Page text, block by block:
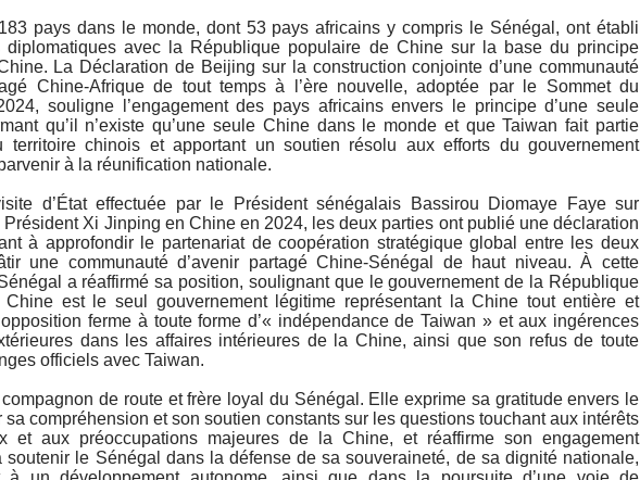
pays dans le monde, dont 53 pays africains y compris le Sénégal, ont établi
diplomatiques avec la République populaire de Chine sur la base du principe
La Déclaration de Beijing sur la construction conjointe d’une communauté
Chine-Afrique de tout temps à l’ère nouvelle, adoptée par le Sommet du
souligne l’engagement des pays africains envers le principe d’une seule
qu’il n’existe qu’une seule Chine dans le monde et que Taiwan fait partie
territoire chinois et apportant un soutien résolu aux efforts du gouvernement
à la réunification nationale.
d’État effectuée par le Président sénégalais Bassirou Diomaye Faye sur
Président Xi Jinping en Chine en 2024, les deux parties ont publié une déclaration
à approfondir le partenariat de coopération stratégique global entre les deux
une communauté d’avenir partagé Chine-Sénégal de haut niveau. À cette
a réaffirmé sa position, soulignant que le gouvernement de la République
Chine est le seul gouvernement légitime représentant la Chine tout entière et
ferme à toute forme d’« indépendance de Taiwan » et aux ingérences
dans les affaires intérieures de la Chine, ainsi que son refus de toute
officiels avec Taiwan.
de route et frère loyal du Sénégal. Elle exprime sa gratitude envers le
sa compréhension et son soutien constants sur les questions touchant aux intérêts
et aux préoccupations majeures de la Chine, et réaffirme son engagement
soutenir le Sénégal dans la défense de sa souveraineté, de sa dignité nationale,